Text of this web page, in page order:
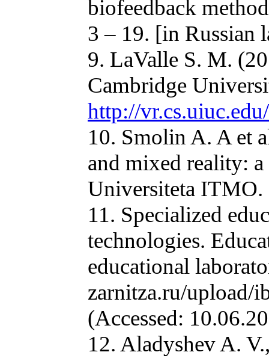
biofeedback
3 – 19. [in Russian
9. LaValle S. M.
Cambridge
http://
10. Smolin A. A et
and mixed reality:
Universiteta ITMO.
11. Specialized
technologies.
educational
zarnitza.ru/upload/
(Accessed:
12. Aladyshev A.